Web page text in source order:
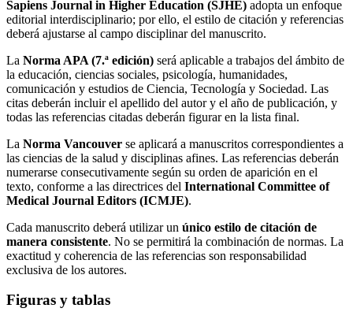
Sapiens Journal in Higher Education (SJHE) adopta un enfoque
editorial interdisciplinario; por ello, el estilo de citación y referencias
deberá ajustarse al campo disciplinar del manuscrito.
La Norma APA (7.ª edición) será aplicable a trabajos del ámbito de
la educación, ciencias sociales, psicología, humanidades,
comunicación y estudios de Ciencia, Tecnología y Sociedad. Las
citas deberán incluir el apellido del autor y el año de publicación, y
todas las referencias citadas deberán figurar en la lista final.
La Norma Vancouver se aplicará a manuscritos correspondientes a
las ciencias de la salud y disciplinas afines. Las referencias deberán
numerarse consecutivamente según su orden de aparición en el
texto, conforme a las directrices del International Committee of
Medical Journal Editors (ICMJE).
Cada manuscrito deberá utilizar un único estilo de citación de
manera consistente. No se permitirá la combinación de normas. La
exactitud y coherencia de las referencias son responsabilidad
exclusiva de los autores.
Figuras y tablas